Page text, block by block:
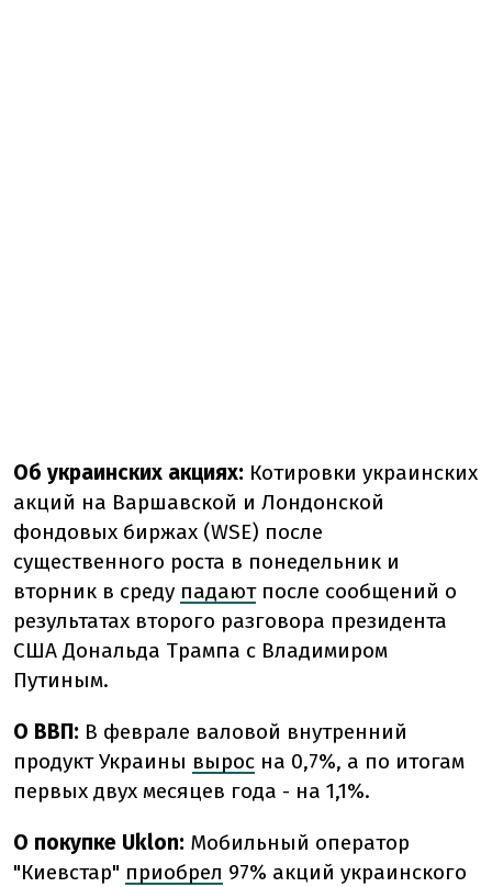
Об украинских акциях: Котировки украинских
акций на Варшавской и Лондонской
фондовых биржах (WSE) после
существенного роста в понедельник и
вторник в среду падаютпосле сообщений о
результатах второго разговора президента
США Дональда Трампа с Владимиром
Путиным.
О ВВП: В феврале валовой внутренний
продукт Украины вырос на 0,7%, а по итогам
первых двух месяцев года - на 1,1%.
О покупке Uklon: Мобильный оператор
"Киевстар" приобрел 97% акций украинского